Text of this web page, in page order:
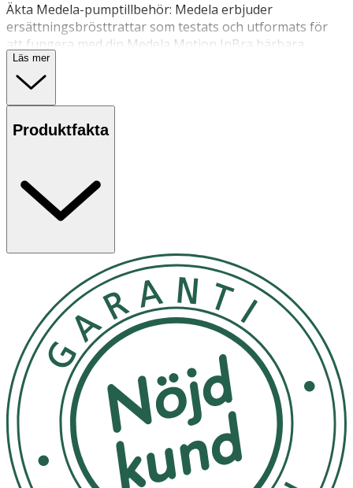
Äkta Medela-pumptillbehör: Medela erbjuder
ersättningsbrösttrattar som testats och utformats för
att fungera med din Medela Motion InBra bärbara
bröstpump. Anatomisk design: Matchar formen på
ammande bröst för ultimat komfort, diskretion och
bröstkompression och stödjer mjölkflödet. Finns i fyra
olika storlekar. Välj rätt storlek på din brösttratt, se
månader.
Motion InBra bärbar bröstpump med tillhörande
personlig användning, som är avsedd att användas av
ammande kvinnor för att pumpa ur och samla upp deras
bröstmjölk. Motion InBra bröstpump för personligt bruk
är avsedd för en enda användare. Bröstpumpen är
avsedd att användas i hemmamiljö. Läs mer om hur du
väljer rätt storlek på din brösttratt och ladda ned en
storleksguide på medela.se/storleksguide. Observera:
Även om det kan kännas lite obehagligt första gången du
använder en bröstpump ska det aldrig göra ont. Om du
är osäker på vilken brösttrattstorlek du ska välja ska du
vända dig till vårdpersonal eller en amningsspecialist som
kan hjälpa dig att hitta rätt passform. FÖRSIKTIGHET: För
att undvika hälsorisker och minska risken för
personskador: • Använd aldrig bröstpumpen – om den
Läs mer
Produktfakta